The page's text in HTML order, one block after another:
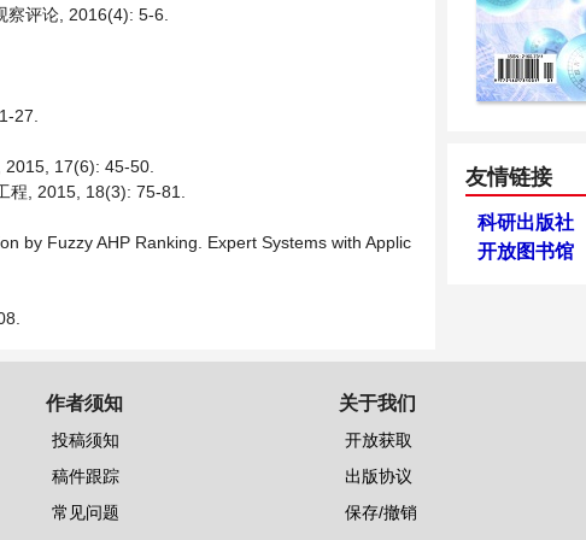
评论, 2016(4): 5-6.
27.
2015, 17(6): 45-50.
程, 2015, 18(3): 75-81.
by Fuzzy AHP Ranking. Expert Systems with Applic
友情链接
科研出版社
开放图书馆
作者须知
投稿须知
稿件跟踪
常见问题
关于我们
开放获取
出版协议
保存/撤销